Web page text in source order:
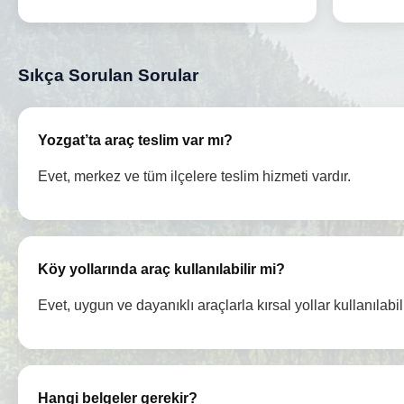
Sıkça Sorulan Sorular
Yozgat’ta araç teslim var mı?
Evet, merkez ve tüm ilçelere teslim hizmeti vardır.
Köy yollarında araç kullanılabilir mi?
Evet, uygun ve dayanıklı araçlarla kırsal yollar
Hangi belgeler gerekir?